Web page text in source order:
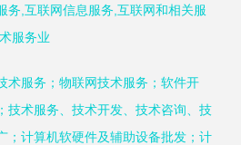
务,互联网信息服务,互联网和相关服
服务业
术服务；物联网技术服务；软件开
技术服务、技术开发、技术咨询、技
；计算机软硬件及辅助设备批发；计